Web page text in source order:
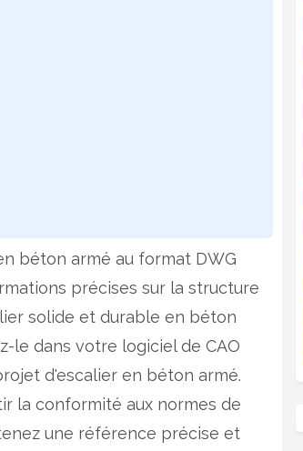
béton armé au format DWG
précises sur la structure
solide et durable en béton
le dans votre logiciel de CAO
d'escalier en béton armé.
la conformité aux normes de
une référence précise et